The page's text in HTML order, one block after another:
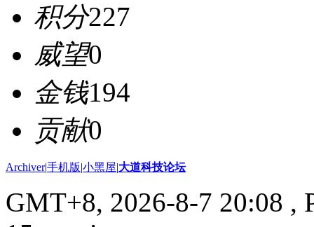
积分227
威望0
金钱194
贡献0
Archiver|手机版|小黑屋|大道科技论坛
GMT+8, 2026-8-7 20:08 ,